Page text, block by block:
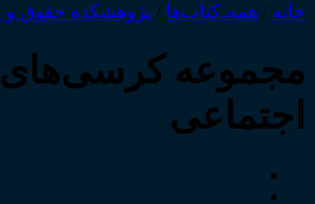
خانه / همه‌ـ‌کتاب‌ها / پژوهشکده حقوق و
اجتماعی